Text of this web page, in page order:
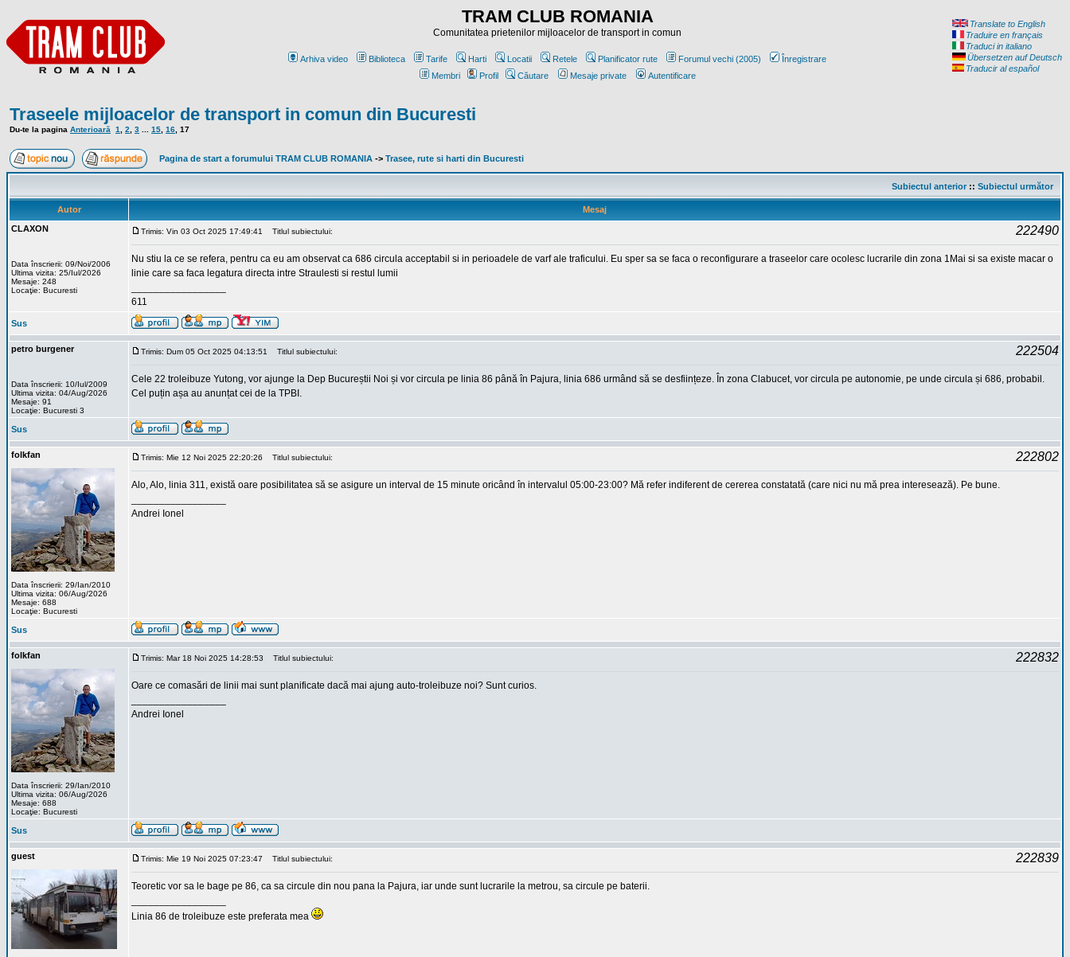
TRAM CLUB ROMANIA
Comunitatea prietenilor mijloacelor de transport in comun
Arhiva video Biblioteca Tarife Harti Locatii Retele Planificator rute Forumul vechi (2005)
Înregistrare
Membri
Profil Căutare Mesaje private Autentificare
Translate to English
Traduire en français
Traduci in italiano
Übersetzen auf Deutsch
Traducir al español
Traseele mijloacelor de transport in comun din Bucuresti
Du-te la pagina Anterioară 1 2 3 15 16 17
Pagina de start a forumului TRAM CLUB ROMANIA -> Trasee, rute si harti din Bucuresti
Subiectul anterior:: Subiectul următor
Autor
Mesaj
CLAXON
Data înscrierii: 09/Noi/2006
Ultima vizita: 25/Iul/2026
Mesaje: 248
Locaţie: Bucuresti
Trimis: Vin 03 Oct 2025 17:49:41 Titlul subiectului: 222490
Nu stiu la ce se refera, pentru ca eu am observat ca 686 circula acceptabil si in perioadele de varf ale traficului. Eu sper sa se faca o reconfigurare a traseelor care ocolesc lucrarile din zona 1Mai si sa existe macar o
linie care sa faca legatura directa intre Straulesti si restul lumii
611
Sus
petro burgener
Data înscrierii: 10/Iul/2009
Ultima vizita: 04/Aug/2026
Mesaje: 91
Locaţie: Bucuresti 3
Trimis: Dum 05 Oct 2025 04:13:51 Titlul subiectului: 222504
Cele 22 troleibuze Yutong, vor ajunge la Dep Bucureștii Noi și vor circula pe linia 86 până în Pajura, linia 686 urmând să se desființeze. În zona Clabucet, vor circula pe autonomie, pe unde circula și 686, probabil.
Cel puțin așa au anunțat cei de la TPBI.
Sus
folkfan
Data înscrierii: 29/Ian/2010
Ultima vizita: 06/Aug/2026
Mesaje: 688
Locaţie: Bucuresti
Trimis: Mie 12 Noi 2025 22:20:26 Titlul subiectului: 222802
Alo, Alo, linia 311, există oare posibilitatea să se asigure un interval de 15 minute oricând în intervalul 05:00-23:00? Mă refer indiferent de cererea constatată (care nici nu mă prea interesează). Pe bune.
Andrei Ionel
Sus
folkfan
Data înscrierii: 29/Ian/2010
Ultima vizita: 06/Aug/2026
Mesaje: 688
Locaţie: Bucuresti
Trimis: Mar 18 Noi 2025 14:28:53 Titlul subiectului: 222832
Oare ce comasări de linii mai sunt planificate dacă mai ajung auto-troleibuze noi? Sunt curios.
Andrei Ionel
Sus
guest Trimis: Mie 19 Noi 2025 07:23:47 Titlul subiectului: 222839
Teoretic vor sa le bage pe 86, ca sa circule din nou pana la Pajura, iar unde sunt lucrarile la metrou, sa circule pe baterii.
Linia 86 de troleibuze este preferata mea